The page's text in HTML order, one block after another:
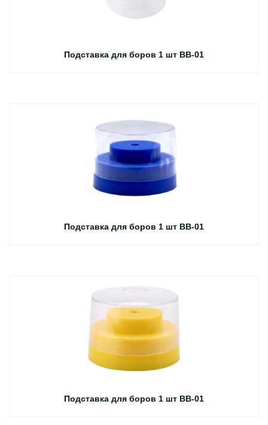
Подставка для боров 1 шт BB-01
Подставка для боров 1 шт BB-01
Подставка для боров 1 шт BB-01